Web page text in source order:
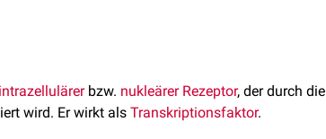
intrazellulärerbzw. nukleärer Rezeptor, der durch die
wird. Er wirkt als Transkriptionsfaktor.